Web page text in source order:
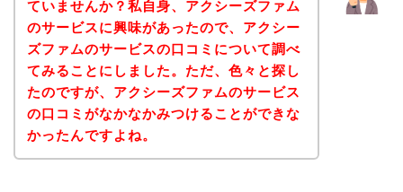
ていませんか？私自身、アクシーズファム
のサービスに興味があったので、アクシー
ズファムのサービスの口コミについて調べ
てみることにしました。ただ、色々と探し
たのですが、アクシーズファムのサービス
の口コミがなかなかみつけることができな
かったんですよね。